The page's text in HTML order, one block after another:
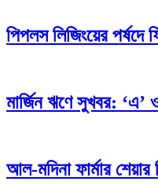
পিপলস লিজিংয়ের পর্ষদে
মার্জিন ঋণে সুখবর: ‘এ’ ও
আল-মদিনা ফার্মার